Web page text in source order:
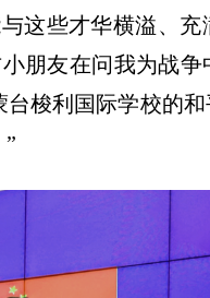
这些才华横溢、
朋友在问我为战争
梭利国际学校的